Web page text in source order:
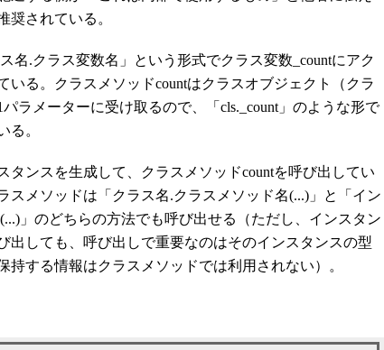
奨されている。
名.クラス変数名」という形式でクラス変数_countにアク
いる。クラスメソッドcountはクラスオブジェクト（クラ
ラメーターに受け取るので、「cls._count」のような形で
る。
ンスを生成して、クラスメソッドcountを呼び出してい
スメソッドは「クラス名.クラスメソッド名(...)」と「イン
」のどちらの方法でも呼び出せる（ただし、インスタン
出しても、呼び出しで重要なのはそのインスタンスの型
持する情報はクラスメソッドでは利用されない）。